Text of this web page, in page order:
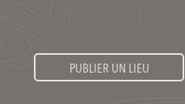
PUBLIER UN LIEU